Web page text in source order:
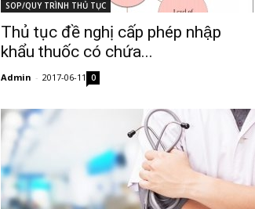
SOP/QUY TRÌNH THỦ TỤC
Thủ tục đề nghị cấp phép nhập
khẩu thuốc có chứa...
Admin - 2017-06-11 0